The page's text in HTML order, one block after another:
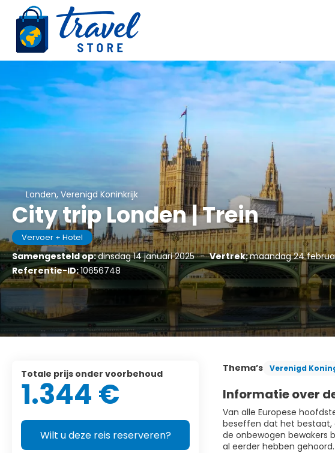
Londen, Verenigd Koninkrijk
City trip Londen | Trein
Vervoer + Hotel
Samengesteld op:dinsdag 14 januari 2025 - Vertrek:maandag 24
Referentie-ID:10656748
Thema’s Verenigd
Informatie over
Van alle Europese
beseffen dat het bestaat,
de onbewogen bewakers
al eerder hebben
Totale prijs onder voorbehoud
1.344 €
Wilt u deze reis reserveren?